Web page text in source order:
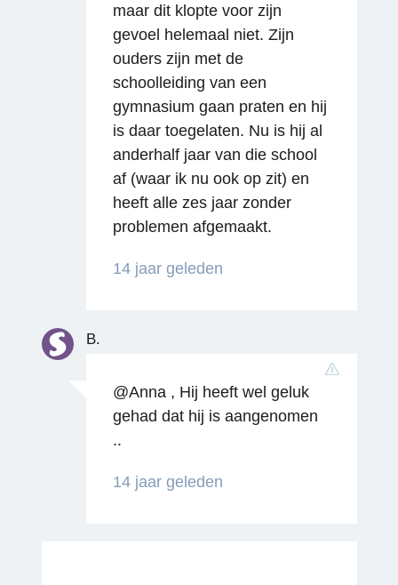
Reageren
maar dit klopte voor zijn
gevoel helemaal niet. Zijn
ouders zijn met de
schoolleiding van een
gymnasium gaan praten en hij
is daar toegelaten. Nu is hij al
anderhalf jaar van die school
af (waar ik nu ook op zit) en
heeft alle zes jaar zonder
problemen afgemaakt.
14 jaar geleden
B.
@Anna , Hij heeft wel geluk
gehad dat hij is aangenomen
..
14 jaar geleden